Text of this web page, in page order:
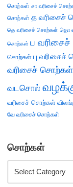
சொற்கள் சா வரிசைச்
சொற்கள் த வரிசைச்
தெ வரிசைச் சொற்கள் தொ
சொற்கள் ப
சொற்கள் பு
வரிசைச் சொற்கள்
வடசொல்
வரிசைச் சொற்கள்
வே வரிசைச் சொற்கள்
சொற்கள்